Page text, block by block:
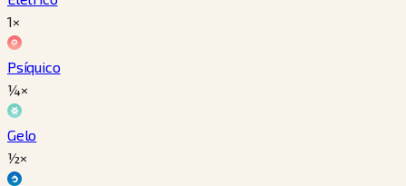
1×
Psíquico
¼×
Gelo
½×